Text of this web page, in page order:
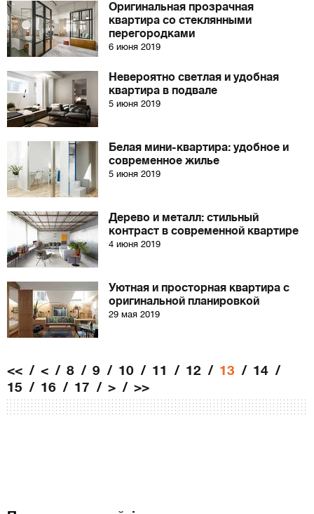
Оригинальная прозрачная
квартира со стеклянными
перегородками
6 июня 2019
Невероятно светлая и удобная
квартира в подвале
5 июня 2019
Белая мини-квартира: удобное и
современное жилье
5 июня 2019
Дерево и металл: стильный
контраст в современной квартире
4 июня 2019
Уютная и просторная квартира с
оригинальной планировкой
29 мая 2019
<< < 8 9 10 11 12 13
14
15
16 17 > >>